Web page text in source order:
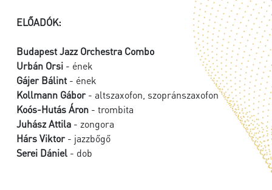
ELŐADÓK:
Budapest Jazz Orchestra Combo
Urbán Orsi - ének
Gájer Bálint - ének
Kollmann Gábor- altszaxofon, szopránszaxofon
Koós-Hutás Áron - trombita
Juhász Attila - zongora
Hárs Viktor- jazzbőgő
Serei Dániel - dob